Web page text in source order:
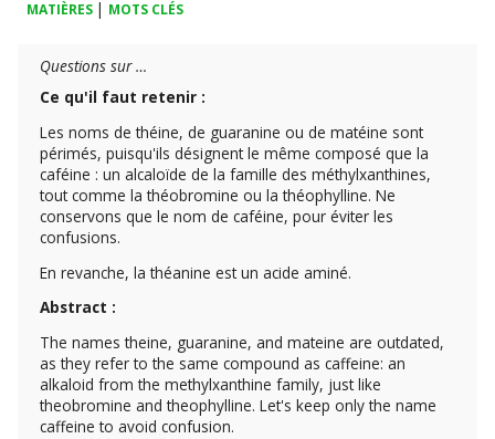
MATIÈRES | MOTS CLÉS
Questions sur …
Ce qu'il faut retenir :
Les noms de théine, de guaranine ou de matéine sont
périmés, puisqu'ils désignent le même composé que la
caféine : un alcaloïde de la famille des méthylxanthines,
tout comme la théobromine ou la théophylline. Ne
conservons que le nom de caféine, pour éviter les
confusions.
En revanche, la théanine est un acide aminé.
Abstract :
The names theine, guaranine, and mateine ​​are outdated,
as they refer to the same compound as caffeine: an
alkaloid from the methylxanthine family, just like
theobromine and theophylline. Let's keep only the name
caffeine to avoid confusion.